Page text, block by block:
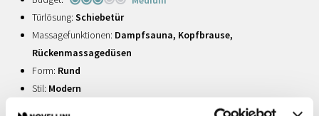
Türlösung: Schiebetür
Massagefunktionen: Dampfsauna, Kopfbrause,
Rückenmassagedüsen
Form: Rund
Stil: Modern